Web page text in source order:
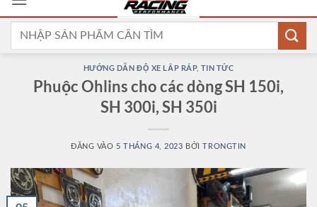
Tìm
HƯỚNG DẪN ĐỘ XE LẮP RÁP, TIN TỨC
Phuộc Ohlins cho các dòng SH 150i,
SH 300i, SH 350i
ĐĂNG VÀO 5 THÁNG 4, 2023 BỞITRONGTIN